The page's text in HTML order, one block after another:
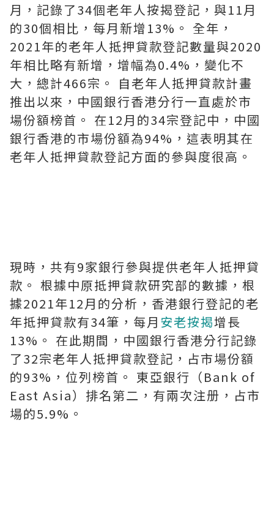
月，記錄了34個老年人按揭登記，與11月
的30個相比，每月新增13%。 全年，
2021年的老年人抵押貸款登記數量與2020
年相比略有新增，增幅為0.4%，變化不
大，總計466宗。 自老年人抵押貸款計畫
推出以來，中國銀行香港分行一直處於市
場份額榜首。 在12月的34宗登記中，中國
銀行香港的市場份額為94%，這表明其在
老年人抵押貸款登記方面的參與度很高。
現時，共有9家銀行參與提供老年人抵押貸
款。 根據中原抵押貸款研究部的數據，根
據2021年12月的分析，香港銀行登記的老
年抵押貸款有34筆，每月 安老按揭增長
13%。 在此期間，中國銀行香港分行記錄
了32宗老年人抵押貸款登記，占市場份額
的93%，位列榜首。 東亞銀行（Bank of
East Asia）排名第二，有兩次注册，占市
場的5.9%。